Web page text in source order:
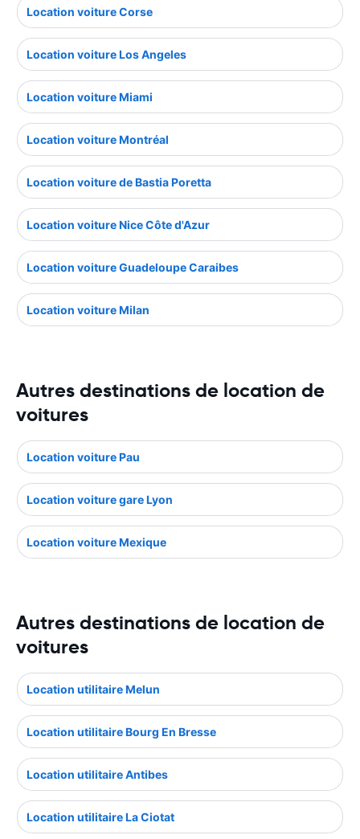
Location voiture Corse
Location voiture Los Angeles
Location voiture Miami
Location voiture Montréal
Location voiture de Bastia Poretta
Location voiture Nice Côte d'Azur
Location voiture Guadeloupe Caraibes
Location voiture Milan
Autres destinations de location de
voitures
Location voiture Pau
Location voiture gare Lyon
Location voiture Mexique
Autres destinations de location de
voitures
Location utilitaire Melun
Location utilitaire Bourg En Bresse
Location utilitaire Antibes
Location utilitaire La Ciotat